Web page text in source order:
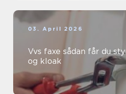
03. April 2026
Vvs faxe sådan får du styr på vand, varme
og kloak